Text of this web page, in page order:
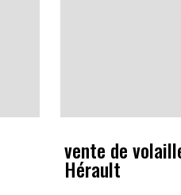
vente de
Hérault